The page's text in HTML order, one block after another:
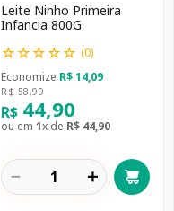
Leite Ninho Primeira
Infancia 800G
☆☆☆☆☆ (0)
Economize R$14,09
R$ 58,99
R$ 44,90
ou em 1x de R$ 44,90
＋
－